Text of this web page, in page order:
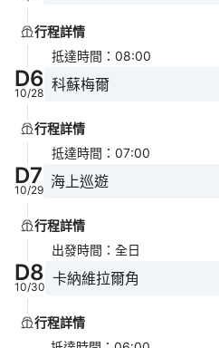
行程詳情
抵達時間 ： 08:00
D6
10/28 科蘇梅爾
行程詳情
抵達時間 ： 07:00
D7
10/29 海上巡遊
行程詳情
出發時間 ： 全日
D8
10/30 卡納維拉爾角
行程詳情